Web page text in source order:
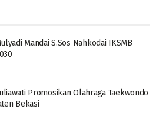
Mandai S.Sos Nahkodai IKSMB
Promosikan Olahraga Taekwondo
Bekasi